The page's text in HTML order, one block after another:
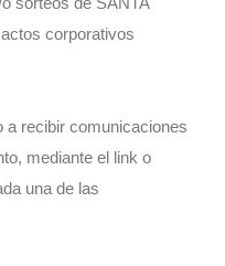
corporativos
a recibir comunicaciones
mediante el link o
una de las